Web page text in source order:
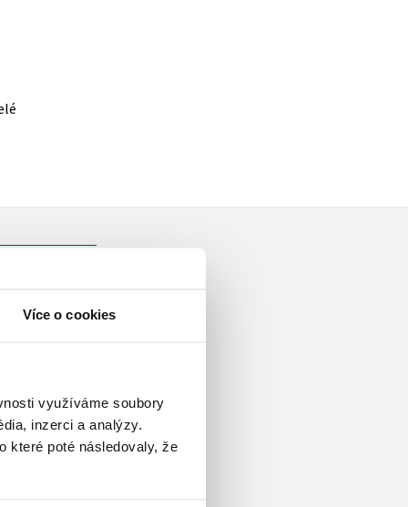
Více o cookies
využíváme soubory
inzerci a analýzy.
které poté následovaly, že
asociace,
ufologie,
otazníků a záhad. Od